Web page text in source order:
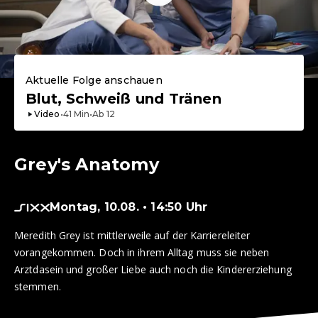
Aktuelle Folge anschauen
Blut, Schweiß und Tränen
Video •41 Min•Ab 12
Grey's Anatomy
Montag, 10.08. • 14:50 Uhr
Meredith Grey ist mittlerweile auf der Karriereleiter
vorangekommen. Doch in ihrem Alltag muss sie neben
Arztdasein und großer Liebe auch noch die Kindererziehung
stemmen.